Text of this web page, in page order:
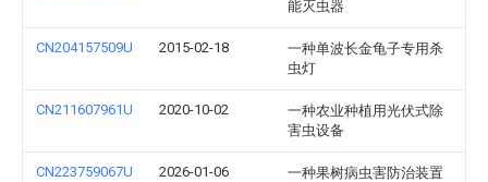
能灭虫器
CN204157509U 2015-02-18
一种单波长金龟子专用杀
虫灯
CN211607961U 2020-10-02
一种农业种植用光伏式除
害虫设备
CN223759067U 2026-01-06 一种果树病虫害防治装置